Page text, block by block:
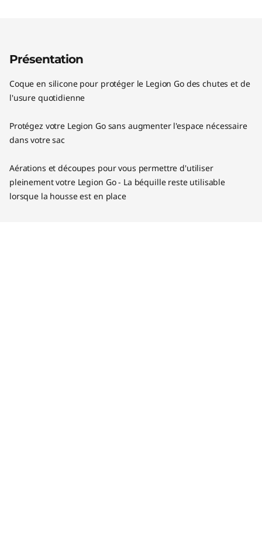
Présentation
Coque en silicone pour protéger le Legion Go des chutes et de
l'usure quotidienne
Protégez votre Legion Go sans augmenter l'espace nécessaire
dans votre sac
Aérations et découpes pour vous permettre d'utiliser
pleinement votre Legion Go - La béquille reste utilisable
lorsque la housse est en place